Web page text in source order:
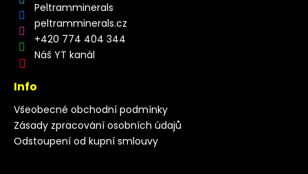
Peltramminerals
peltramminerals.cz
+420 774 404 344
Náš YT kanál
Info
Všeobecné obchodní podmínky
Zásady zpracování osobních údajů
Odstoupení od kupní smlouvy